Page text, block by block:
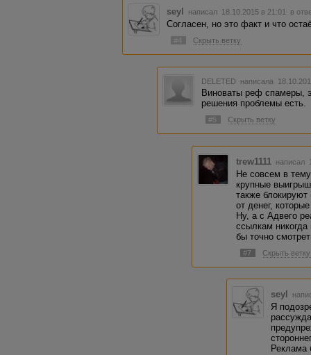
seyl написал 18.10.2015 в 21:01 в
Согласен, но это факт и что
#4 Скрыть ветку
DELETED написала
Виноваты реф спамеры,
решения проблемы есть.
#5 Скрыть ветку
trew1111 написал
Не совсем в
крупные
также
от денег,
Ну, а с Адвего
ссылкам
бы точно
#7 Скрыть ветку
seyl
Я
Реклама